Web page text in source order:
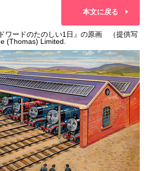
本文に戻る
ワードのたのしい1日』の原画 （提供写
(Thomas) Limited.